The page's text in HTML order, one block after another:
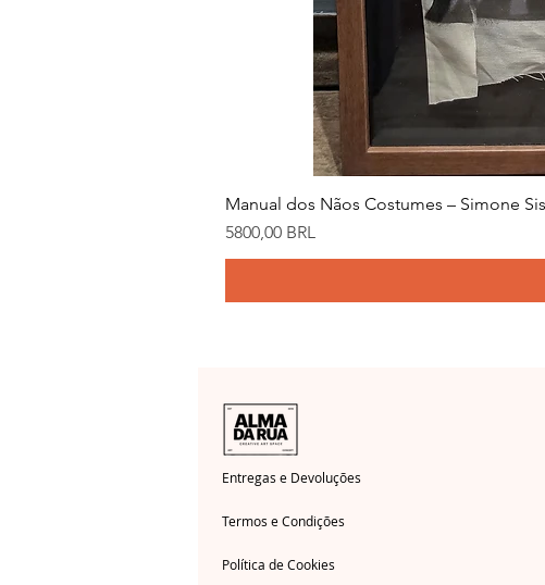
Manual dos Nãos Costumes – Simone
Precio
5800,00 BRL
Entregas e Devoluções
Termos e Condições
Política de Cookies